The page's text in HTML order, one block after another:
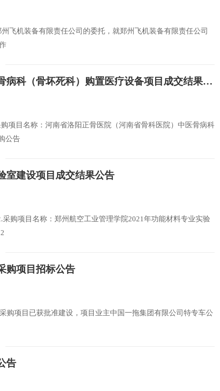
飞机装备有限责任公司的委托，就郑州飞机装备有限责任公司
河南省洛阳正骨医院（河南省骨科医院）中医骨病科（骨坏死科）购置医疗设备项目成交结果公告
项目名称：河南省洛阳正骨医院（河南省骨科医院）中医骨病科
公告
室建设项目成交结果公告
购项目名称：郑州航空工业管理学院2021年功能材料专业实验
购项目招标公告
购项目已获批准建设，项目业主中国一拖集团有限公司特专车公
告